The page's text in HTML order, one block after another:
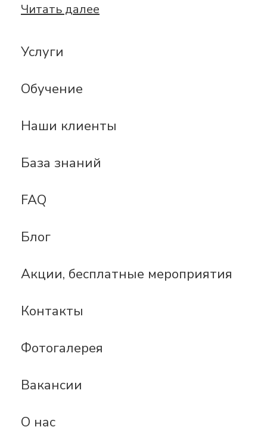
Услуги
Обучение
Наши клиенты
База знаний
FAQ
Блог
Акции, бесплатные мероприятия
Контакты
Фотогалерея
Вакансии
О нас
Читать далее